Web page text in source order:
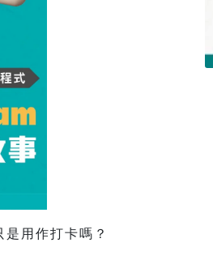
用作打卡嗎？